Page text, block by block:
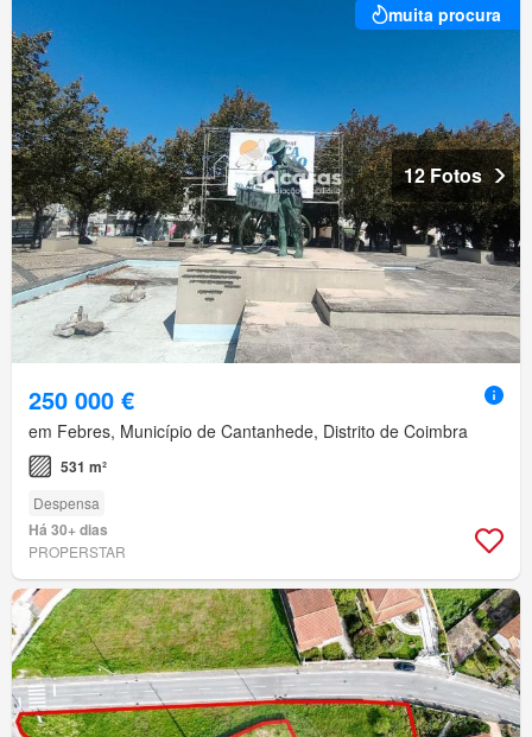
muita procura
12 Fotos
250 000 €
em Febres, Município de Cantanhede, Distrito de Coimbra
531 m²
Despensa
Há 30+ dias
PROPERSTAR